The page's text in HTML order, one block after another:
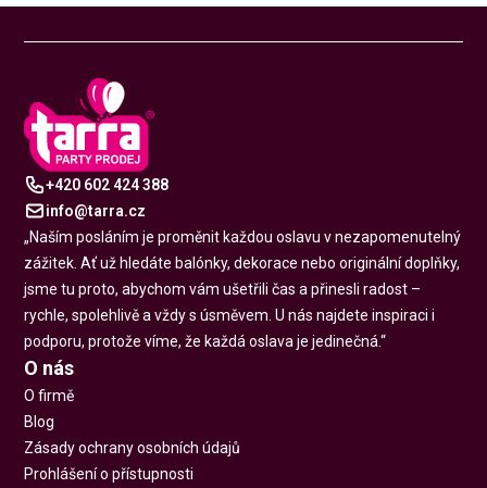
+420 602 424 388
info@tarra.cz
„Naším posláním je proměnit každou oslavu v nezapomenutelný
zážitek. Ať už hledáte balónky, dekorace nebo originální doplňky,
jsme tu proto, abychom vám ušetřili čas a přinesli radost –
rychle, spolehlivě a vždy s úsměvem. U nás najdete inspiraci i
podporu, protože víme, že každá oslava je jedinečná.“
O nás
O firmě
Blog
Zásady ochrany osobních údajů
Prohlášení o přístupnosti